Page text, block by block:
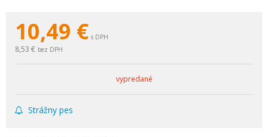
10,49 € s DPH
8,53 € bez DPH
vypredané
Strážny pes